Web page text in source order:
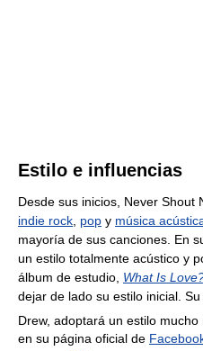
Estilo e influencias
Desde sus inicios, Never Shout
indie rock pop y música
mayoría de sus canciones. En
un estilo totalmente acústico y
álbum de estudio, What Is
dejar de lado su estilo inicial.
Drew, adoptará un estilo mucho
en su página oficial de